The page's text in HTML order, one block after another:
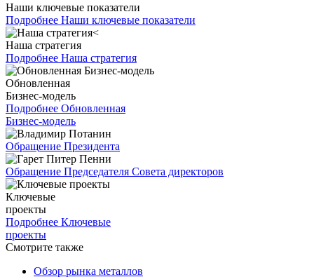
Наши ключевые показатели
Подробнее Наши ключевые показатели
Наша стратегия
Подробнее Наша стратегия
Обновленная
Бизнес-модель
Подробнее Обновленная
Бизнес-модель
Обращение Президента
Обращение Председателя Совета директоров
Ключевые
проекты
Подробнее Ключевые
проекты
Смотрите также
Обзор рынка металлов